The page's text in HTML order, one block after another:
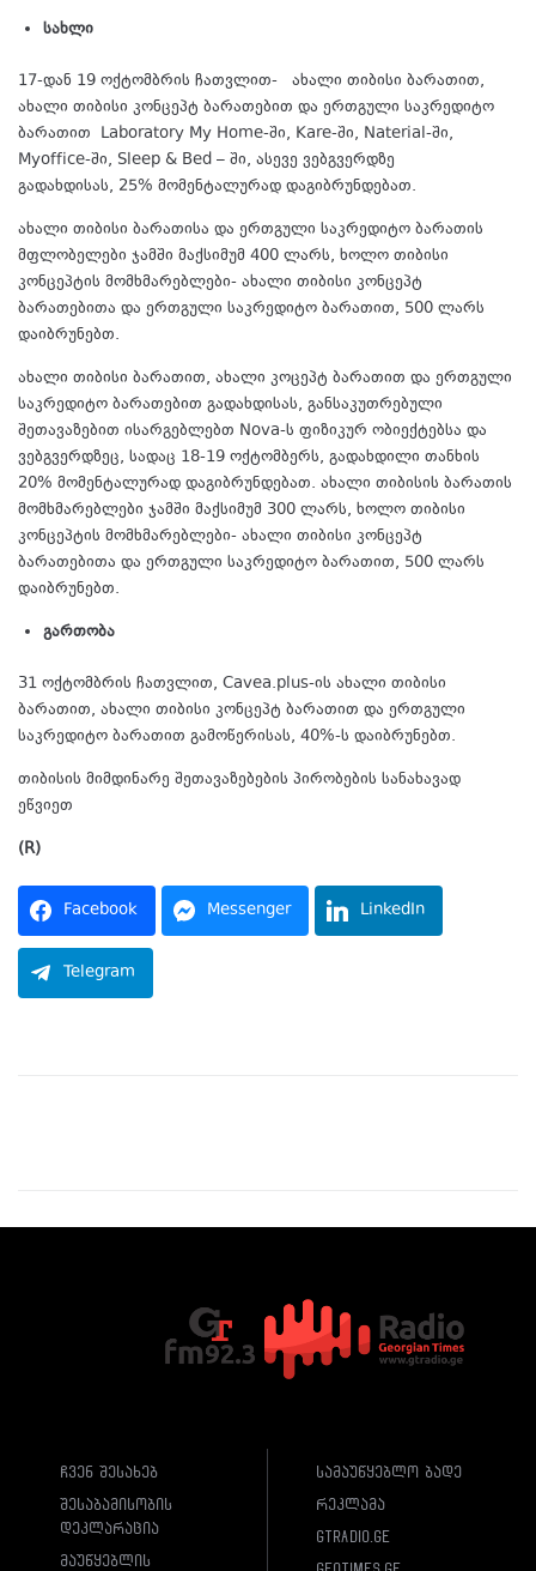
სახლი
17-დან 19 ოქტომბრის ჩათვლით- ახალი თიბისი ბარათით,
ახალი თიბისი კონცეპტ ბარათებით და ერთგული საკრედიტო
ბარათით Laboratory My Home-ში, Kare-ში, Naterial-ში,
Myoffice-ში, Sleep & Bed – ში, ასევე ვებგვერდზე
გადახდისას, 25% მომენტალურად დაგიბრუნდებათ.
ახალი თიბისი ბარათისა და ერთგული საკრედიტო ბარათის
მფლობელები ჯამში მაქსიმუმ 400 ლარს, ხოლო თიბისი
კონცეპტის მომხმარებლები- ახალი თიბისი კონცეპტ
ბარათებითა და ერთგული საკრედიტო ბარათით, 500 ლარს
დაიბრუნებთ.
ახალი თიბისი ბარათით, ახალი კოცეპტ ბარათით და ერთგული
საკრედიტო ბარათებით გადახდისას, განსაკუთრებული
შეთავაზებით ისარგებლებთ Nova-ს ფიზიკურ ობიექტებსა და
ვებგვერდზეც, სადაც 18-19 ოქტომბერს, გადახდილი თანხის
20% მომენტალურად დაგიბრუნდებათ. ახალი თიბისის ბარათის
მომხმარებლები ჯამში მაქსიმუმ 300 ლარს, ხოლო თიბისი
კონცეპტის მომხმარებლები- ახალი თიბისი კონცეპტ
ბარათებითა და ერთგული საკრედიტო ბარათით, 500 ლარს
დაიბრუნებთ.
გართობა
31 ოქტომბრის ჩათვლით, Cavea.plus-ის ახალი თიბისი
ბარათით, ახალი თიბისი კონცეპტ ბარათით და ერთგული
საკრედიტო ბარათით გამოწერისას, 40%-ს დაიბრუნებთ.
თიბისის მიმდინარე შეთავაზებების პირობების სანახავად
ეწვიეთ
(R)
Facebook Messenger LinkedIn
Telegram
ჩვენ შესახებ
შესაბამისობის
დეკლარაცია
მაუწყებლის
სამაუწყებლო ბადე
რეკლამა
gtradio.ge